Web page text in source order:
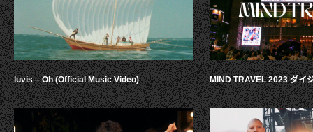
luvis – Oh (Official Music Video) MIND TRAVEL 2023 ダイ